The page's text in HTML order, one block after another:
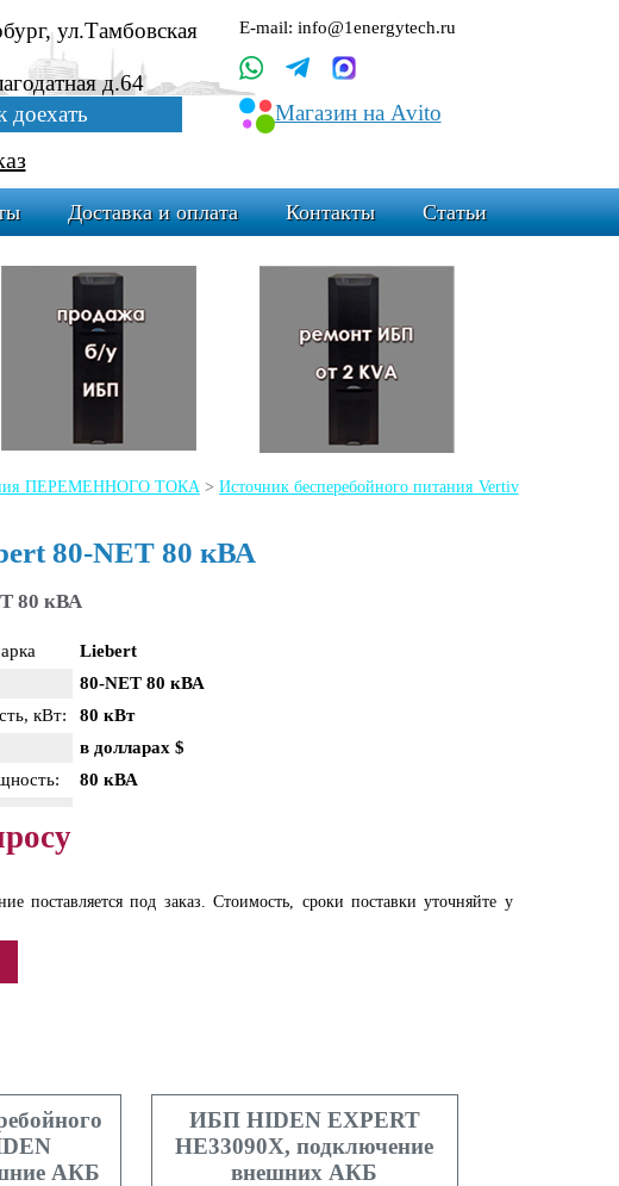
ул.Тамбовская
д.64
E-mail: info@1energytech.ru
Магазин на Avito
доехать
Доставка и оплата Контакты Статьи
ПЕРЕМЕННОГО ТОКА>Источник бесперебойного питания Vertiv
80-NET 80 кВА
80 кВА
Liebert
80-NET 80 кВА
кВт:
80 кВт
в долларах $
80 кВА
поставляется под заказ. Стоимость, сроки поставки уточняйте у
АКБ
ИБП HIDEN EXPERT
HE33090X, подключение
внешних АКБ